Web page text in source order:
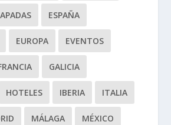
ESPAÑA
EUROPA EVENTOS
GALICIA
HOTELES IBERIA ITALIA
MÁLAGA MÉXICO